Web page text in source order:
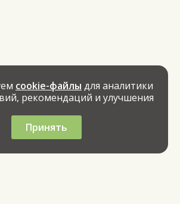
cookie-файлы для аналитики
рекомендаций и улучшения
Принять